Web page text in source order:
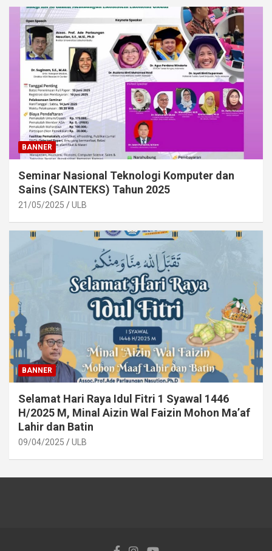
BANNER
Seminar Nasional Teknologi Komputer dan
Sains (SAINTEKS) Tahun 2025
21/05/2025 ULB
BANNER
Selamat Hari Raya Idul Fitri 1 Syawal 1446
H/2025 M, Minal Aizin Wal Faizin Mohon Ma’af
Lahir dan Batin
09/04/2025 ULB